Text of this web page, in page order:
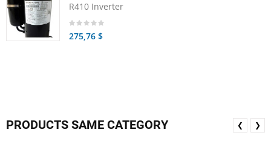
R410 Inverter
275,76 $
PRODUCTS SAME CATEGORY ❮ ❯